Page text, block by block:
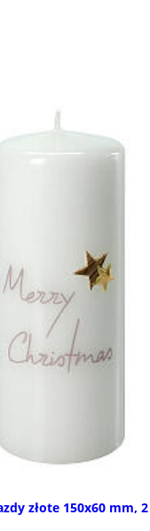
złote 150x60 mm, 2